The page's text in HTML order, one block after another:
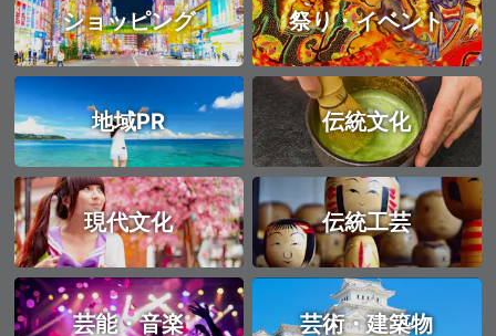
ショッピング 祭り・イベント
地域PR 伝統文化
現代文化 伝統工芸
芸能・音楽 芸術・建築物